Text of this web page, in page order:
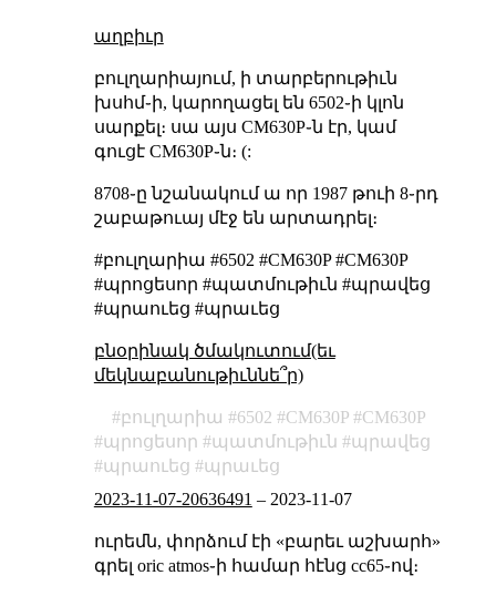
աղբիւր
բուլղարիայում, ի տարբերութիւն
խսհմ֊ի, կարողացել են 6502֊ի կլոն
սարքել։ սա այս CM630P֊ն էր, կամ
գուցէ СМ630Р֊ն։ (:
8708֊ը նշանակում ա որ 1987 թուի 8֊րդ
շաբաթուայ մէջ են արտադրել։
#բուլղարիա #6502 #CM630P #СМ630Р
#պրոցեսոր #պատմութիւն #պրավեց
#պրաուեց #պրաւեց
բնօրինակ ծմակուտում(եւ
մեկնաբանութիւննե՞ր)
բուլղարիա 6502 CM630P
СМ630Р
պրոցեսոր
պատմութիւն
պրավեց
պրաուեց
պրաւեց
2023-11-07-20636491 – 2023-11-07
ուրեմն, փորձում էի «բարեւ աշխարհ»
գրել oric atmos֊ի համար հէնց cc65֊ով։